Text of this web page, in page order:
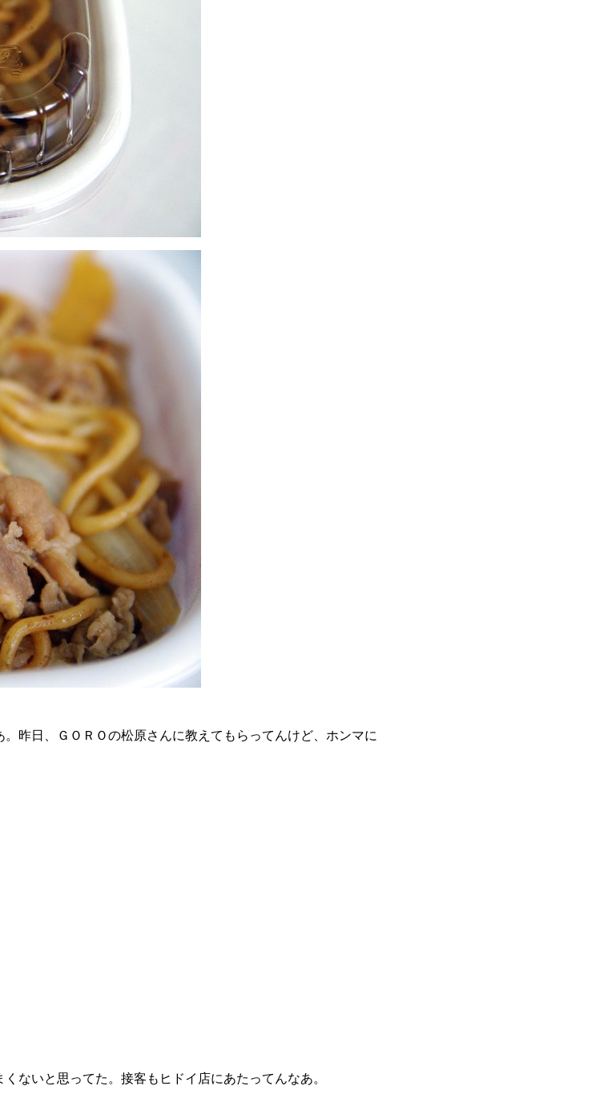
昨日、ＧＯＲＯの松原さんに教えてもらってんけど、ホンマに
ないと思ってた。接客もヒドイ店にあたってんなあ。